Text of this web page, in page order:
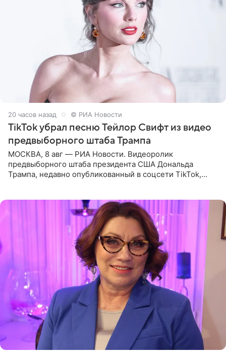
20 часов назад © РИА Новости
TikTok убрал песню Тейлор Свифт из видео
предвыборного штаба Трампа
МОСКВА, 8 авг — РИА Новости. Видеоролик
предвыборного штаба президента США Дональда
Трампа, недавно опубликованный в соцсети TikTok,